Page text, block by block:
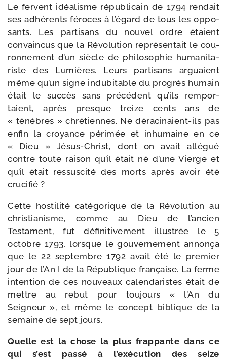
Le fervent idéa­lisme répu­bli­cain de 1794 ren­dait
ses adhé­rents féroces à l’é­gard de tous les oppo­
sants. Les par­ti­sans du nou­vel ordre étaient
convain­cus que la Révolution repré­sentait le cou­
ron­ne­ment d’un siècle de phi­lo­so­phie huma­ni­ta­
riste des Lumières. Leurs par­ti­sans arguaient
même qu’un signe indu­bi­table du pro­grès humain
était le suc­cès sans pré­cé­dent qu’ils rem­por­
taient, après presque treize cents ans de
« ténèbres » chré­tiennes. Ne déraci­naient-​ils pas
enfin la croyance péri­mée et inhu­maine en ce
« Dieu » Jésus-​Christ, dont on avait allé­gué
contre toute rai­son qu’il était né d’une Vierge et
qu’il était res­sus­ci­té des morts après avoir été
crucifié ?
Cette hos­ti­li­té caté­go­rique de la Révolution au
chris­tia­nisme, comme au Dieu de l’an­cien
Testament, fut défi­ni­ti­ve­ment illus­trée le 5
octobre 1793, lorsque le gou­ver­ne­ment annon­ça
que le 22 sep­tembre 1792 avait été le pre­mier
jour de l’An I de la République fran­çaise. La ferme
inten­tion de ces nou­veaux calen­da­ristes était de
mettre au rebut pour tou­jours « l’An du
Seigneur », et même le concept biblique de la
semaine de sept jours.
Quelle est la chose la plus frap­pante dans ce
qui s’est pas­sé à l’exé­cu­tion des seize